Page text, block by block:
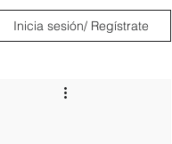
Inicia sesión/ Regístrate